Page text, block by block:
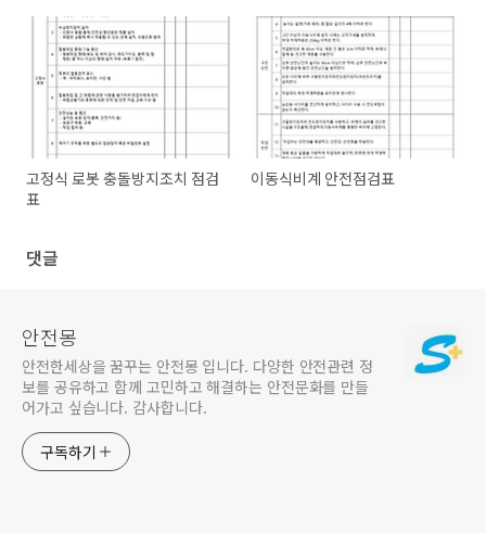
고정식 로봇 충돌방지조치 점검
표
이동식비계 안전점검표
댓글
안전몽
안전한세상을 꿈꾸는 안전몽 입니다. 다양한 안전관련 정
보를 공유하고 함께 고민하고 해결하는 안전문화를 만들
어가고 싶습니다. 감사합니다.
구독하기